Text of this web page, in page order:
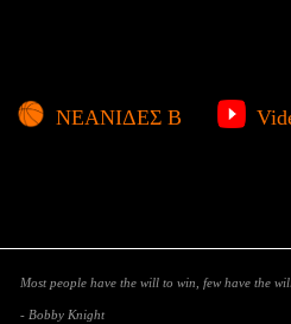
ΝΕΑΝΙΔΕΣ Β
Most people have the will to win, few have the
- Bobby Knight